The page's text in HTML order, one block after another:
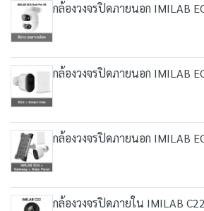
กล้องวงจรปิดภายนอก IMILAB
กล้องวงจรปิดภายนอก IMILAB
กล้องวงจรปิดภายนอก IMILAB
กล้องวงจรปิดภายใน IMILAB C22